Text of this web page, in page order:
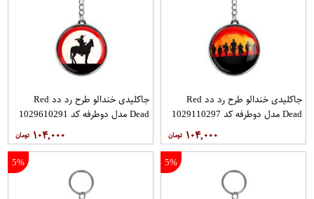
جاکلیدی خندالو طرح رد دد Red
Dead مدل دوطرفه کد 1029110297
۱۰۴,۰۰۰
جاکلیدی خندالو طرح رد دد Red
Dead مدل دوطرفه کد 1029610291
۱۰۴,۰۰۰
5%
5%